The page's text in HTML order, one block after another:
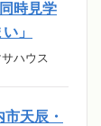
時見学
」
ハウス
天辰・